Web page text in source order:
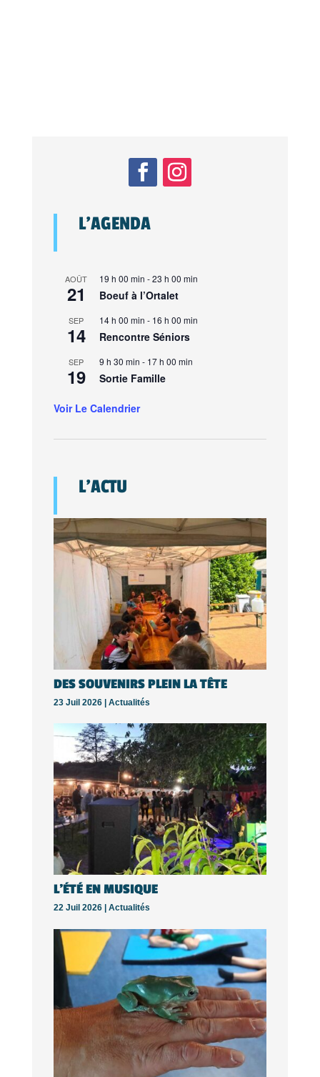
L’AGENDA
AOÛT
21
19 h 00 min -23 h 00 min
Boeuf à l’Ortalet
SEP
14
14 h 00 min - 16 h 00 min
Rencontre Séniors
SEP
19
9 h 30 min - 17 h 00 min
Sortie Famille
Voir Le Calendrier
L’ACTU
DES SOUVENIRS PLEIN LA TÊTE
23 Juil 2026 | Actualités
L’ÉTÉ EN MUSIQUE
22 Juil 2026 | Actualités